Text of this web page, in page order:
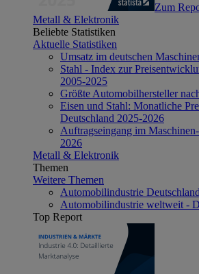
Zum
Metall & Elektronik
Beliebte Statistiken
Aktuelle Statistiken
Umsatz im deutschen
Stahl - Index zur
2005-2025
Größte Automobilhersteller
Eisen und Stahl: Monatliche
Deutschland 2025-2026
Auftragseingang im
2026
Metall & Elektronik
Themen
Weitere Themen
Automobilindustrie
Automobilindustrie weltweit -
Top Report